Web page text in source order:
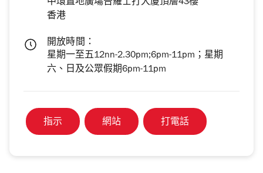
中環置地廣塲告羅士打大廈頂層43樓
香港
開放時間：
星期一至五12nn-2.30pm;6pm-11pm；星期
六、日及公眾假期6pm-11pm
指示 網站 打電話